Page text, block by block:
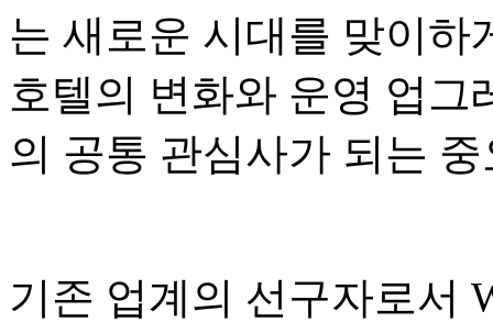
는 새로운 시대를 맞이하
호텔의 변화와 운영 업
의 공통 관심사가 되는
기존 업계의 선구자로서